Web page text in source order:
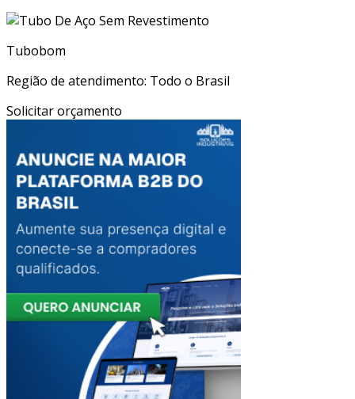
Tubobom
Região de atendimento: Todo o Brasil
Solicitar orçamento